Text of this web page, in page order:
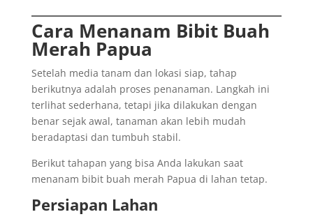
Cara Menanam Bibit Buah
Merah Papua
Setelah media tanam dan lokasi siap, tahap
berikutnya adalah proses penanaman. Langkah ini
terlihat sederhana, tetapi jika dilakukan dengan
benar sejak awal, tanaman akan lebih mudah
beradaptasi dan tumbuh stabil.
Berikut tahapan yang bisa Anda lakukan saat
menanam bibit buah merah Papua di lahan tetap.
Persiapan Lahan